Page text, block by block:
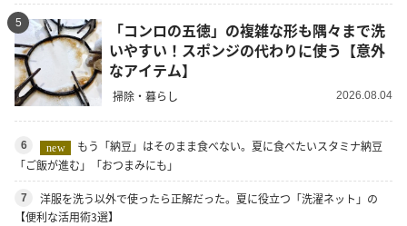
5
「コンロの五徳」の複雑な形も隅々まで洗
いやすい！スポンジの代わりに使う【意外
なアイテム】
掃除・暮らし 2026.08.04
6 new
もう「納豆」はそのまま食べない。夏に食べたいスタミナ納豆
「ご飯が進む」「おつまみにも」
7
洋服を洗う以外で使ったら正解だった。夏に役立つ「洗濯ネット」の
【便利な活用術3選】